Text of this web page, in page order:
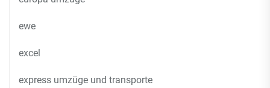
ewe
excel
express umzüge und transporte